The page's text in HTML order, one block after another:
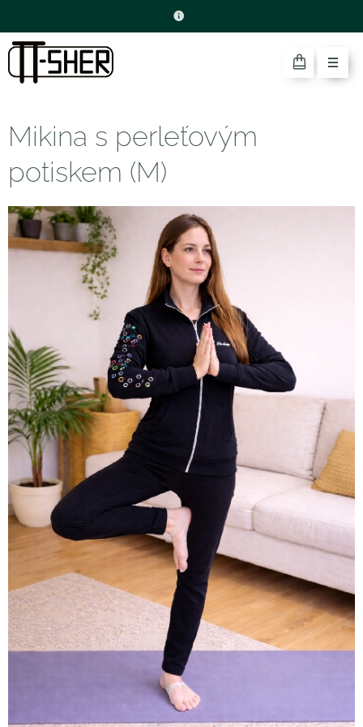
Mikina s perleťovým
potiskem (M)